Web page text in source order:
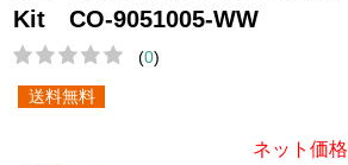
Kit CO-9051005-WW
(0)
送料無料
ネット価格